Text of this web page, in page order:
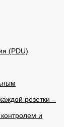
(PDU)
розетки –
и